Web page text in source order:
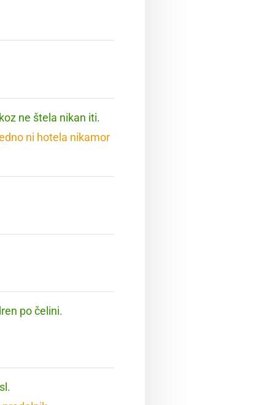
ne štela nikan iti.
ni hotela nikamor
po čelini.